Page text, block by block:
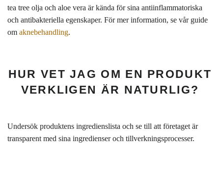
tea tree olja och aloe vera är kända för sina antiinflammatoriska
och antibakteriella egenskaper. För mer information, se vår guide
om aknebehandling.
HUR VET JAG OM EN PRODUKT
VERKLIGEN ÄR NATURLIG?
Undersök produktens ingredienslista och se till att företaget är
transparent med sina ingredienser och tillverkningsprocesser.